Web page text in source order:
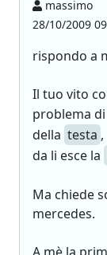
massimo
28/10/2009
rispondo a
Il tuo vito
problema
della testa
da li esce la
Ma chiede
mercedes.